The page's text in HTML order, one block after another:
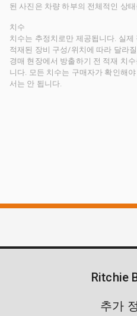
된 사진은 차량 하부의 전체적인 상
치수
치수는 추정치로만 제공됩니다. 실
적재된 장비 구성/위치에 따라 달라
경매 현장에서 방출하기 전 적재 치
니다. 모든 치수는 구매자가 확인해
서는 안 됩니다.
Ritchie
추가